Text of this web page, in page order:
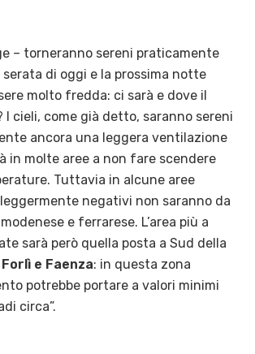
– torneranno sereni praticamente
di oggi e la prossima notte
molto fredda: ci sarà e dove il
I cieli, come già detto, saranno sereni
ancora una leggera ventilazione
in molte aree a non fare scendere
Tuttavia in alcune aree
negativi non saranno da
e ferrarese. L’area più a
sarà però quella posta a Sud della
e Faenza: in questa zona
potrebbe portare a valori minimi
circa”.